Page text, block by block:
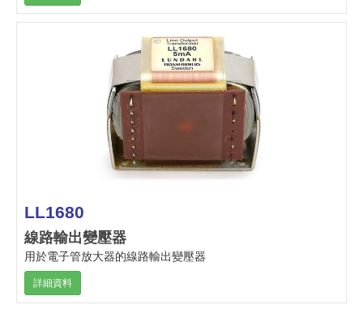
LL1680
線路輸出變壓器
用於電子管放大器的線路輸出變壓器
詳細資料